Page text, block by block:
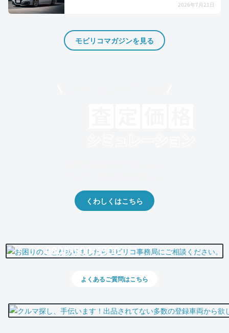
2026年7月21日
モビリコマガジンを見る
くわしくはこちら
0800-500-5500
よくあるご質問はこちら